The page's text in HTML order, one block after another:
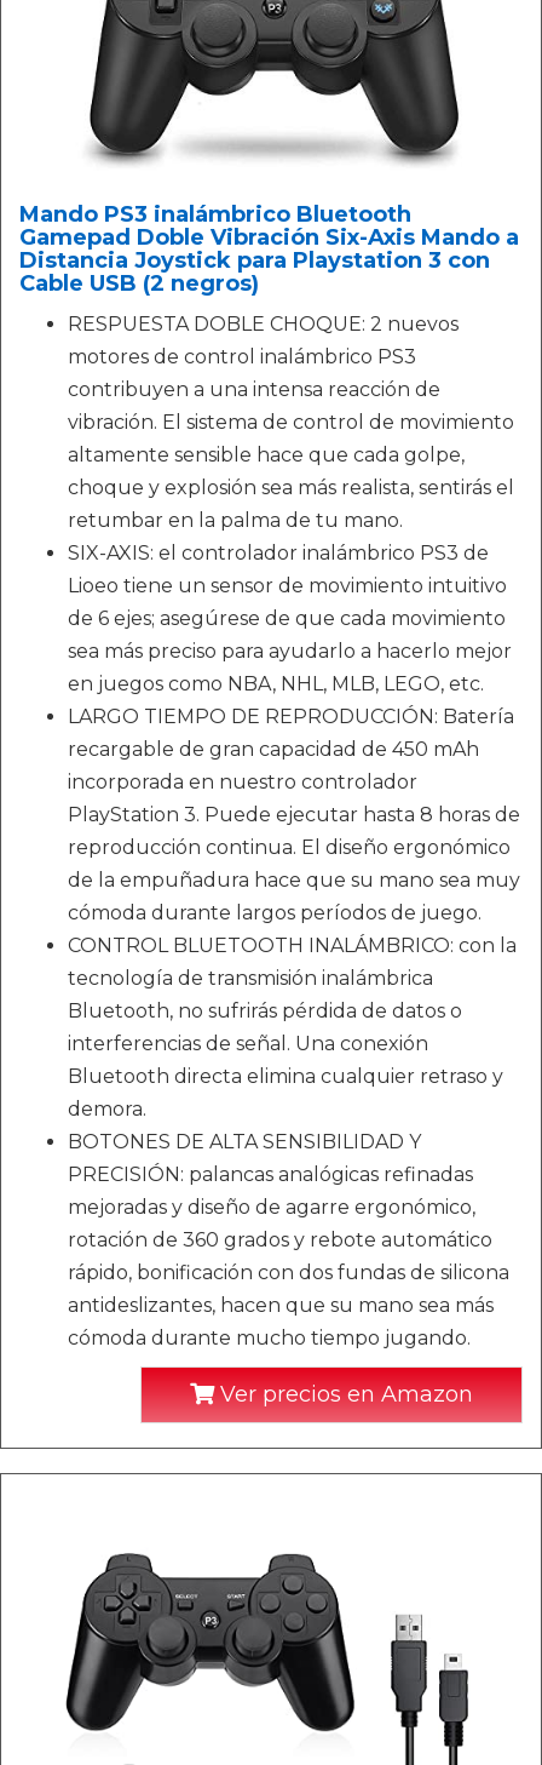
Mando PS3 inalámbrico Bluetooth
Gamepad Doble Vibración Six-Axis Mando a
Distancia Joystick para Playstation 3 con
Cable USB (2 negros)
RESPUESTA DOBLE CHOQUE: 2 nuevos
motores de control inalámbrico PS3
contribuyen a una intensa reacción de
vibración. El sistema de control de movimiento
altamente sensible hace que cada golpe,
choque y explosión sea más realista, sentirás el
retumbar en la palma de tu mano.
SIX-AXIS: el controlador inalámbrico PS3 de
Lioeo tiene un sensor de movimiento intuitivo
de 6 ejes; asegúrese de que cada movimiento
sea más preciso para ayudarlo a hacerlo mejor
en juegos como NBA, NHL, MLB, LEGO, etc.
LARGO TIEMPO DE REPRODUCCIÓN: Batería
recargable de gran capacidad de 450 mAh
incorporada en nuestro controlador
PlayStation 3. Puede ejecutar hasta 8 horas de
reproducción continua. El diseño ergonómico
de la empuñadura hace que su mano sea muy
cómoda durante largos períodos de juego.
CONTROL BLUETOOTH INALÁMBRICO: con la
tecnología de transmisión inalámbrica
Bluetooth, no sufrirás pérdida de datos o
interferencias de señal. Una conexión
Bluetooth directa elimina cualquier retraso y
demora.
BOTONES DE ALTA SENSIBILIDAD Y
PRECISIÓN: palancas analógicas refinadas
mejoradas y diseño de agarre ergonómico,
rotación de 360 ​​grados y rebote automático
rápido, bonificación con dos fundas de silicona
antideslizantes, hacen que su mano sea más
cómoda durante mucho tiempo jugando.
Ver precios en Amazon